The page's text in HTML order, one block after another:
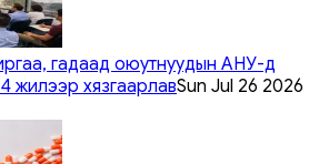
гадаад оюутнуудын АНУ-д
жилээр хязгаарлавSun Jul 26 2026